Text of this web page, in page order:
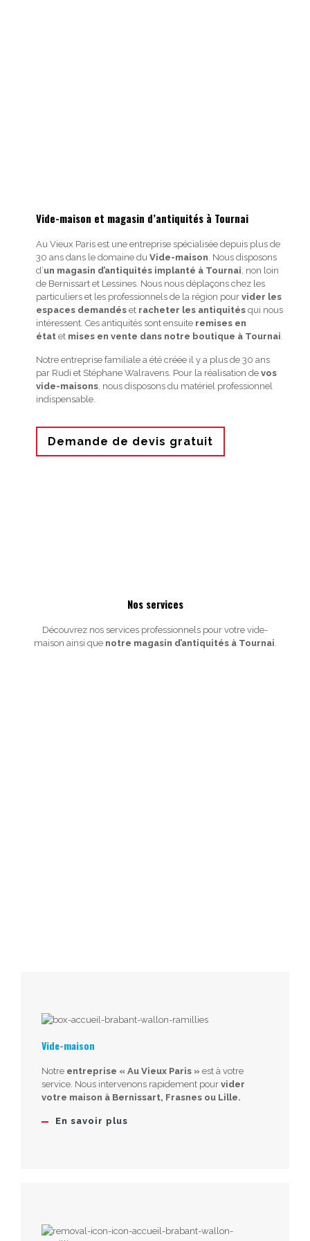
Vide-maison et magasin d’antiquités à Tournai
Au Vieux Paris est une entreprise spécialisée depuis plus de
30 ans dans le domaine du Vide-maison . Nous disposons
d’un magasin d’antiquités implanté à Tournai , non loin
de Bernissart et Lessines. Nous nous déplaçons chez les
particuliers et les professionnels de la région pour vider les
espaces demandéset racheter les antiquitésqui nous
intéressent. Ces antiquités sont ensuite remises en
étatet mises en vente dans notre boutique à Tournai
Notre entreprise familiale a été créée il y a plus de 30 ans
par Rudi et Stéphane Walravens. Pour la réalisation de vos
vide-maisons, nous disposons du matériel professionnel
indispensable.
Demande de devis gratuit
Nos services
Découvrez nos services professionnels pour votre vide-
maison ainsi que notre magasin d’antiquités à Tournai
Vide-maison
Notre entreprise « Au Vieux Paris » est à votre
service. Nous intervenons rapidement pour vider
votre maison à Bernissart, Frasnes ou Lille.
En savoir plus